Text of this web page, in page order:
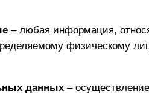
– любая информация,
физическому
данных –